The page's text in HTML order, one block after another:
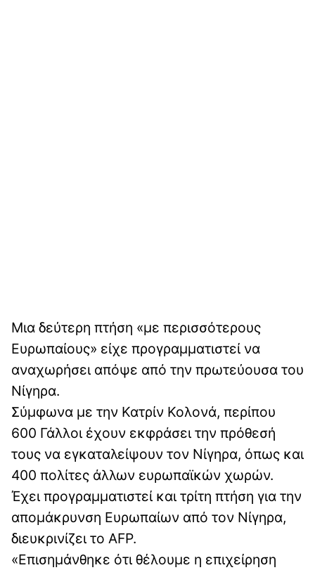
Μια δεύτερη πτήση «με περισσότερους
Ευρωπαίους» είχε προγραμματιστεί να
αναχωρήσει απόψε από την πρωτεύουσα του
Νίγηρα.
Σύμφωνα με την Κατρίν Κολονά, περίπου
600 Γάλλοι έχουν εκφράσει την πρόθεσή
τους να εγκαταλείψουν τον Νίγηρα, όπως και
400 πολίτες άλλων ευρωπαϊκών χωρών.
Έχει προγραμματιστεί και τρίτη πτήση για την
απομάκρυνση Ευρωπαίων από τον Νίγηρα,
διευκρινίζει το AFP.
«Επισημάνθηκε ότι θέλουμε η επιχείρηση